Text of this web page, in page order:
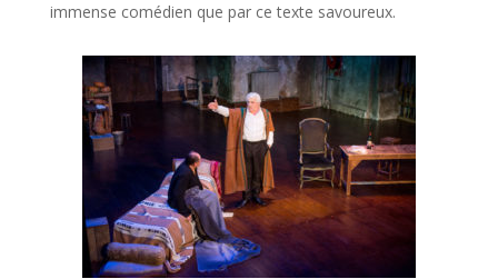
immense comédien que par ce texte savoureux.